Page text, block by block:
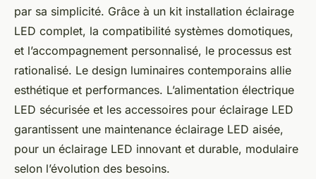
par sa simplicité. Grâce à un kit installation éclairage
LED complet, la compatibilité systèmes domotiques,
et l’accompagnement personnalisé, le processus est
rationalisé. Le design luminaires contemporains allie
esthétique et performances. L’alimentation électrique
LED sécurisée et les accessoires pour éclairage LED
garantissent une maintenance éclairage LED aisée,
pour un éclairage LED innovant et durable, modulaire
selon l’évolution des besoins.